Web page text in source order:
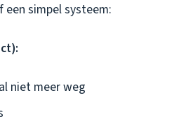
een simpel systeem:
niet meer weg